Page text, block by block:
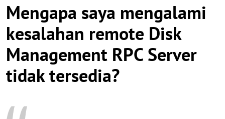
Mengapa saya mengalami
kesalahan remote Disk
Management RPC Server
tidak tersedia?